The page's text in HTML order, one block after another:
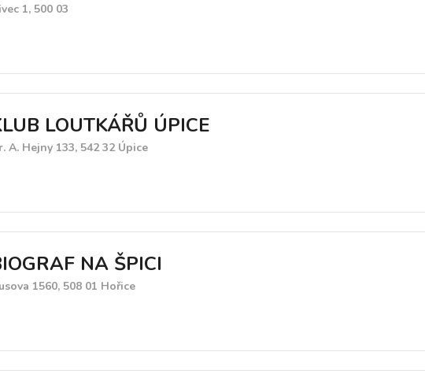
1, 500 03
LOUTKÁŘŮ ÚPICE
A. Hejny 133, 542 32 Úpice
NA ŠPICI
1560, 508 01 Hořice